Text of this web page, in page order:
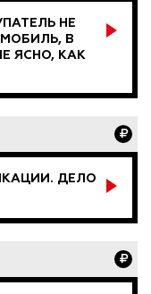
НЕ
В
ЯСНО, КАК
ДЕЛО